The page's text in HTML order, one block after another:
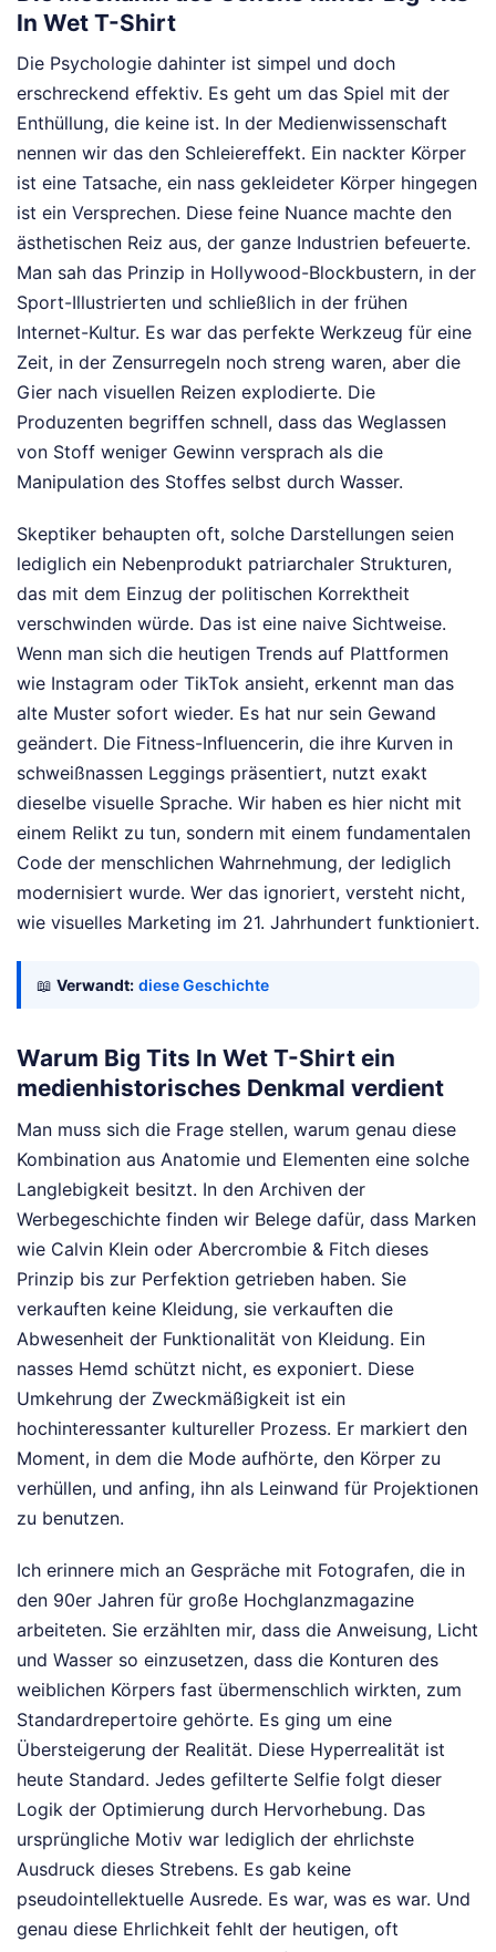
In Wet T-Shirt
Die Psychologie dahinter ist simpel und doch
erschreckend effektiv. Es geht um das Spiel mit der
Enthüllung, die keine ist. In der Medienwissenschaft
nennen wir das den Schleiereffekt. Ein nackter Körper
ist eine Tatsache, ein nass gekleideter Körper hingegen
ist ein Versprechen. Diese feine Nuance machte den
ästhetischen Reiz aus, der ganze Industrien befeuerte.
Man sah das Prinzip in Hollywood-Blockbustern, in der
Sport-Illustrierten und schließlich in der frühen
Internet-Kultur. Es war das perfekte Werkzeug für eine
Zeit, in der Zensurregeln noch streng waren, aber die
Gier nach visuellen Reizen explodierte. Die
Produzenten begriffen schnell, dass das Weglassen
von Stoff weniger Gewinn versprach als die
Manipulation des Stoffes selbst durch Wasser.
Skeptiker behaupten oft, solche Darstellungen seien
lediglich ein Nebenprodukt patriarchaler Strukturen,
das mit dem Einzug der politischen Korrektheit
verschwinden würde. Das ist eine naive Sichtweise.
Wenn man sich die heutigen Trends auf Plattformen
wie Instagram oder TikTok ansieht, erkennt man das
alte Muster sofort wieder. Es hat nur sein Gewand
geändert. Die Fitness-Influencerin, die ihre Kurven in
schweißnassen Leggings präsentiert, nutzt exakt
dieselbe visuelle Sprache. Wir haben es hier nicht mit
einem Relikt zu tun, sondern mit einem fundamentalen
Code der menschlichen Wahrnehmung, der lediglich
modernisiert wurde. Wer das ignoriert, versteht nicht,
wie visuelles Marketing im 21. Jahrhundert funktioniert.
📖 Verwandt: diese Geschichte
Warum Big Tits In Wet T-Shirt ein
medienhistorisches Denkmal verdient
Man muss sich die Frage stellen, warum genau diese
Kombination aus Anatomie und Elementen eine solche
Langlebigkeit besitzt. In den Archiven der
Werbegeschichte finden wir Belege dafür, dass Marken
wie Calvin Klein oder Abercrombie & Fitch dieses
Prinzip bis zur Perfektion getrieben haben. Sie
verkauften keine Kleidung, sie verkauften die
Abwesenheit der Funktionalität von Kleidung. Ein
nasses Hemd schützt nicht, es exponiert. Diese
Umkehrung der Zweckmäßigkeit ist ein
hochinteressanter kultureller Prozess. Er markiert den
Moment, in dem die Mode aufhörte, den Körper zu
verhüllen, und anfing, ihn als Leinwand für Projektionen
zu benutzen.
Ich erinnere mich an Gespräche mit Fotografen, die in
den 90er Jahren für große Hochglanzmagazine
arbeiteten. Sie erzählten mir, dass die Anweisung, Licht
und Wasser so einzusetzen, dass die Konturen des
weiblichen Körpers fast übermenschlich wirkten, zum
Standardrepertoire gehörte. Es ging um eine
Übersteigerung der Realität. Diese Hyperrealität ist
heute Standard. Jedes gefilterte Selfie folgt dieser
Logik der Optimierung durch Hervorhebung. Das
ursprüngliche Motiv war lediglich der ehrlichste
Ausdruck dieses Strebens. Es gab keine
pseudointellektuelle Ausrede. Es war, was es war. Und
genau diese Ehrlichkeit fehlt der heutigen, oft